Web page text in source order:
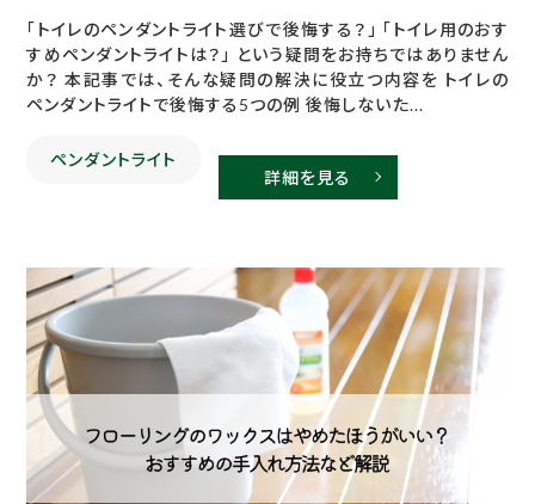
「トイレのペンダントライト選びで後悔する？」 「トイレ用のおす
すめペンダントライトは？」 という疑問をお持ちではありません
か？ 本記事では、そんな疑問の解決に役立つ内容を トイレの
ペンダントライトで後悔する5つの例 後悔しないた...
ペンダントライト
詳細を見る